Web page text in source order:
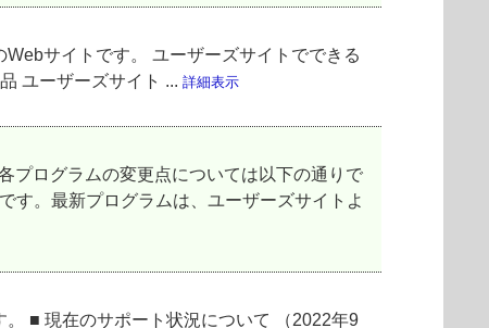
サイトです。 ユーザーズサイトでできる
ユーザーズサイト ... 詳細表示
プログラムの変更点については以下の通りで
す。最新プログラムは、ユーザーズサイトよ
■ 現在のサポート状況について （2022年9